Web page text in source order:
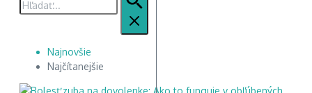
Najnovšie
Najčítanejšie